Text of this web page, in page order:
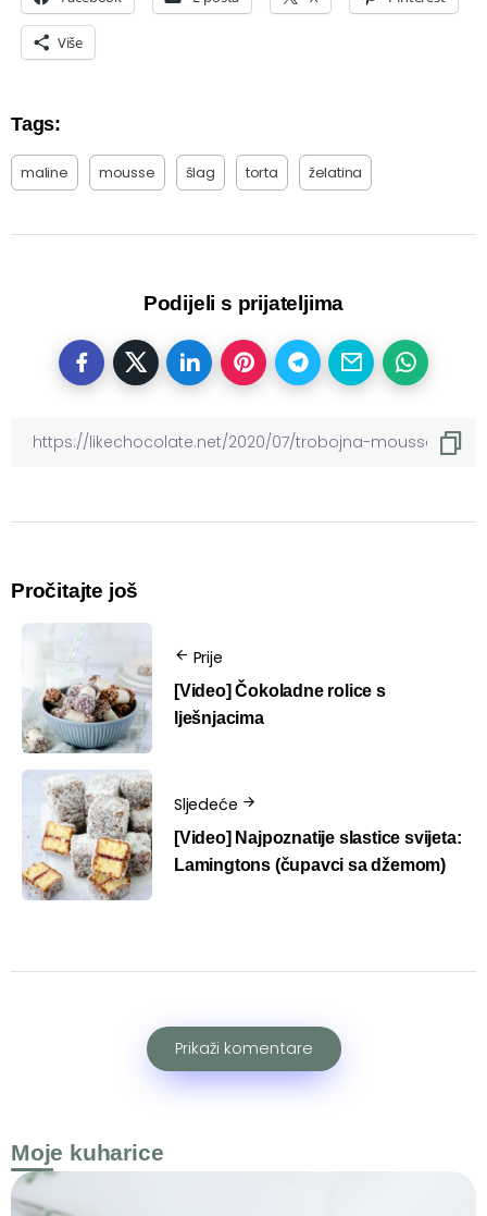
Više
Tags:
maline mousse šlag torta želatina
Podijeli s prijateljima
Pročitajte još
Prije
[Video] Čokoladne rolice s
lješnjacima
Sljedeće
[Video] Najpoznatije slastice svijeta:
Lamingtons (čupavci sa džemom)
Prikaži komentare
Moje kuharice